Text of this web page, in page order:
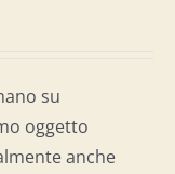
su
oggetto
anche